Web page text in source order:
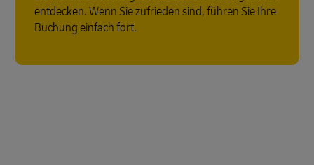
entdecken. Wenn Sie zufrieden sind, führen Sie Ihre
Buchung einfach fort.